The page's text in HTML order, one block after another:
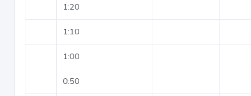
1:20
1:10
1:00
0:50